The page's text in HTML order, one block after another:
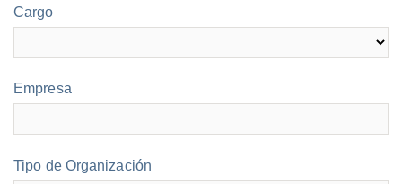
Cargo
Empresa
Tipo de Organización